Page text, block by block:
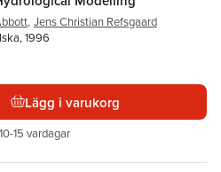
, Jens Christian Refsgaard
1996
Lägg i varukorg
15 vardagar